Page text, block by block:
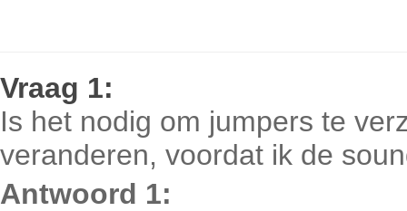
Vraag 1:
Is het nodig om jumpers te
veranderen, voordat ik de
Antwoord 1: